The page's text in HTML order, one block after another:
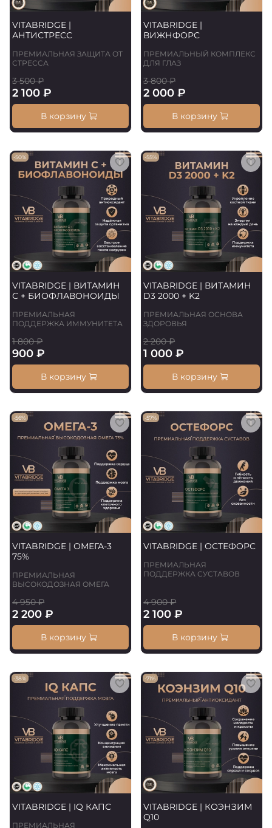
VITABRIDGE |
АНТИСТРЕСС
ПРЕМИАЛЬНАЯ ЗАЩИТА ОТ
СТРЕССА
3 500 ₽
2 100 ₽
В корзину
VITABRIDGE |
ВИЖНФОРС
ПРЕМИАЛЬНЫЙ КОМПЛЕКС
ДЛЯ ГЛАЗ
3 800 ₽
2 000 ₽
В корзину
-50%
VITABRIDGE | ВИТАМИН
С + БИОФЛАВОНОИДЫ
ПРЕМИАЛЬНАЯ
ПОДДЕРЖКА ИММУНИТЕТА
1 800 ₽
900 ₽
В корзину
-55%
VITABRIDGE | ВИТАМИН
D3 2000 + K2
ПРЕМИАЛЬНАЯ ОСНОВА
ЗДОРОВЬЯ
2 200 ₽
1 000 ₽
В корзину
-56%
VITABRIDGE | ОМЕГА-3
75%
ПРЕМИАЛЬНАЯ
ВЫСОКОДОЗНАЯ ОМЕГА
4 950 ₽
2 200 ₽
В корзину
-57%
VITABRIDGE | ОСТЕФОРС
ПРЕМИАЛЬНАЯ
ПОДДЕРЖКА СУСТАВОВ
4 900 ₽
2 100 ₽
В корзину
-38%
VITABRIDGE | IQ КАПС
ПРЕМИАЛЬНАЯ
-71%
VITABRIDGE | КОЭНЗИМ
Q10